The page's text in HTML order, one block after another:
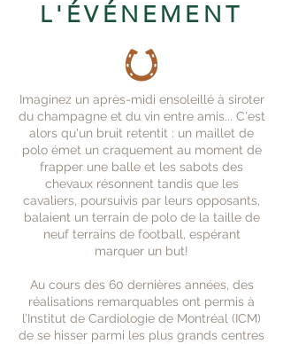
L'ÉVÉNEMENT
Imaginez un après-midi ensoleillé à siroter
du champagne et du vin entre amis... C'est
alors qu'un bruit retentit : un maillet de
polo émet un craquement au moment de
frapper une balle et les sabots des
chevaux résonnent tandis que les
cavaliers, poursuivis par leurs opposants,
balaient un terrain de polo de la taille de
neuf terrains de football, espérant
marquer un but!
Au cours des 60 dernières années, des
réalisations remarquables ont permis à
l’Institut de Cardiologie de Montréal (ICM)
de se hisser parmi les plus grands centres